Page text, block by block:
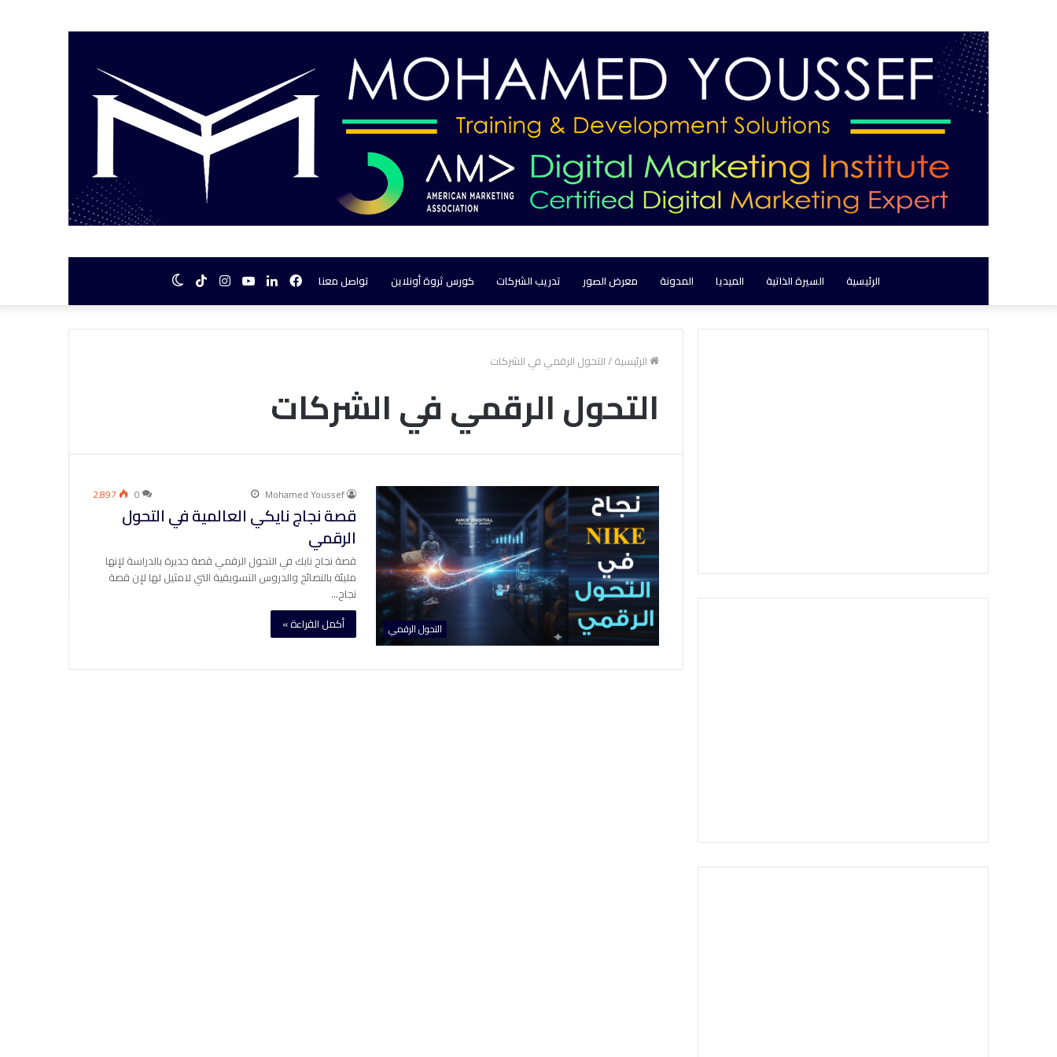
الرئيسية السيرة الذاتية الميديا المدونة معرض الصور تدريب الشركات كورس ثروة أونلاين تواصل معنا
المظلم
TikTok
انستقرام يوتيوب لينكدإنفيسبوك
الرئيسية/التحول الرقمي في الشركات
التحول الرقمي في الشركات
التحول الرقمي
Mohamed Youssef
0 2٬897
قصة نجاج نايكي العالمية في التحول
الرقمي
قصة نجاح نايك في التحول الرقمي قصة جديرة بالدراسة لإنها
مليئة بالنصائح والدروس التسويقية التي لامثيل لها لإن قصة
نجاح…
أكمل القراءة »